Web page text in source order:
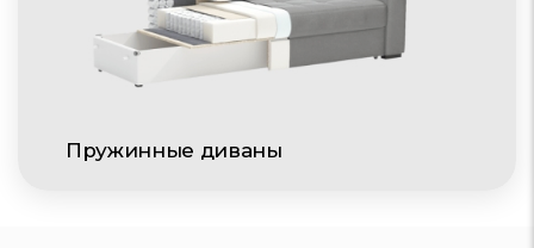
Пружинные диваны